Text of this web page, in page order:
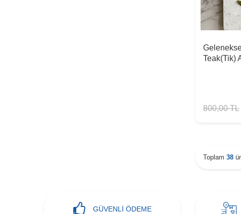
Teak(Tik)
800,00TL
Toplam 38
GÜVENLİ ÖDEME